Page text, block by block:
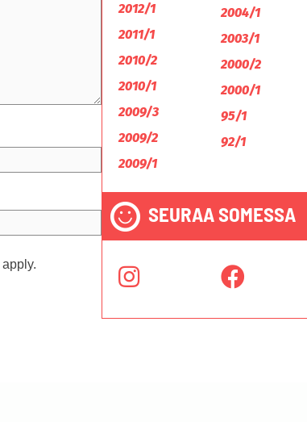
apply.
2012/1
2011/1
2010/2
2010/1
2009/3
2009/2
2009/1
2004/1
2003/1
2000/2
2000/1
95/1
92/1
SEURAA SOMESSA